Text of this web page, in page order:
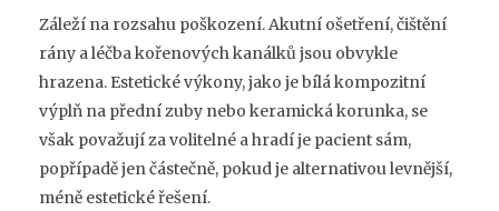
Záleží na rozsahu poškození. Akutní ošetření, čištění
rány a léčba kořenových kanálků jsou obvykle
hrazena. Estetické výkony, jako je bílá kompozitní
výplň na přední zuby nebo keramická korunka, se
však považují za volitelné a hradí je pacient sám,
popřípadě jen částečně, pokud je alternativou levnější,
méně estetické řešení.